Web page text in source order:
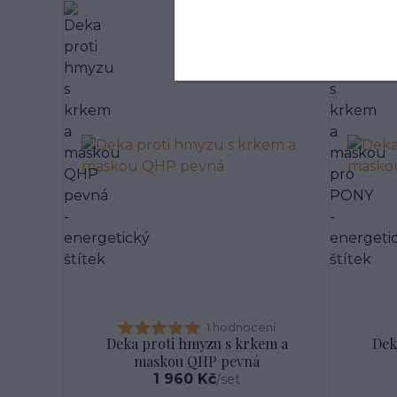
1 hodnocení
Deka proti hmyzu s krkem a
maskou QHP pevná
1 960 Kč/set